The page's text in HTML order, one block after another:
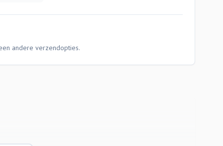
andere verzendopties.